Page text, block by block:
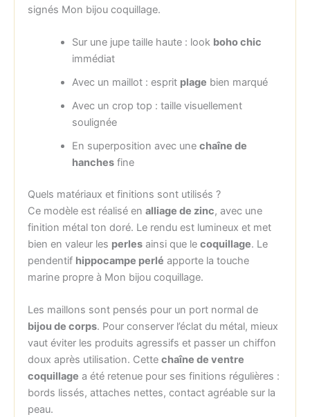
signés Mon bijou coquillage.
Sur une jupe taille haute : look boho chic
immédiat
Avec un maillot : esprit plage bien marqué
Avec un crop top : taille visuellement
soulignée
En superposition avec une chaîne de
hanchesfine
Quels matériaux et finitions sont utilisés ?
Ce modèle est réalisé en alliage de zinc, avec une
finition métal ton doré. Le rendu est lumineux et met
bien en valeur les perlesainsi que le coquillage. Le
pendentif hippocampe perlé apporte la touche
marine propre à Mon bijou coquillage.
Les maillons sont pensés pour un port normal de
bijou de corps. Pour conserver l’éclat du métal, mieux
vaut éviter les produits agressifs et passer un chiffon
doux après utilisation. Cette chaîne de ventre
coquillage a été retenue pour ses finitions régulières :
bords lissés, attaches nettes, contact agréable sur la
peau.